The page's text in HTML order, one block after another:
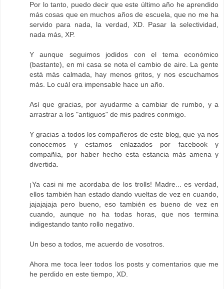
Por lo tanto, puedo decir que este último año he aprendido
más cosas que en muchos años de escuela, que no me ha
servido para nada, la verdad, XD. Pasar la selectividad,
nada más, XP.
Y aunque seguimos jodidos con el tema económico
(bastante), en mi casa se nota el cambio de aire. La gente
está más calmada, hay menos gritos, y nos escuchamos
más. Lo cuál era impensable hace un año.
Así que gracias, por ayudarme a cambiar de rumbo, y a
arrastrar a los "antiguos" de mis padres conmigo.
Y gracias a todos los compañeros de este blog, que ya nos
conocemos y estamos enlazados por facebook y
compañía, por haber hecho esta estancia más amena y
divertida.
¡Ya casi ni me acordaba de los trolls! Madre... es verdad,
ellos también han estado dando vueltas de vez en cuando,
jajajajaja pero bueno, eso también es bueno de vez en
cuando, aunque no ha todas horas, que nos termina
indigestando tanto rollo negativo.
Un beso a todos, me acuerdo de vosotros.
Ahora me toca leer todos los posts y comentarios que me
he perdido en este tiempo, XD.